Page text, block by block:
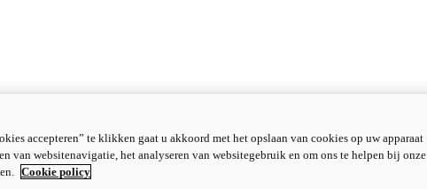
accepteren” te klikken gaat u akkoord met het opslaan van cookies op uw apparaat
van websitenavigatie, het analyseren van websitegebruik en om ons te helpen bij onze
Cookie policy